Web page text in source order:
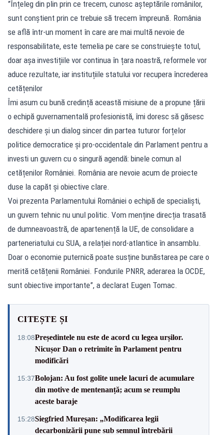
”Înțeleg din plin prin ce trecem, cunosc așteptările românilor,
sunt conștient prin ce trebuie să trecem împreună. România
se află într-un moment în care are mai multă nevoie de
responsabilitate, este temelia pe care se construiește totul,
doar așa investițiile vor continua în țara noastră, reformele vor
aduce rezultate, iar instituțiile statului vor recupera încrederea
cetățenilor
Îmi asum cu bună credință această misiune de a propune țării
o echipă guvernamentală profesionistă, îmi doresc să găsesc
deschidere și un dialog sincer din partea tuturor forțelor
politice democratice și pro-occidentale din Parlament pentru a
investi un guvern cu o singură agendă: binele comun al
cetățenilor României. România are nevoie acum de proiecte
duse la capăt și obiective clare.
Voi prezenta Parlamentului României o echipă de specialiști,
un guvern tehnic nu unul politic. Vom menține direcția trasată
de dumneavoastră, de apartenență la UE, de consolidare a
parteneriatului cu SUA, a relației nord-atlantice în ansamblu.
Doar o economie puternică poate susține bunăstarea pe care o
merită cetățenii României. Fondurile PNRR, aderarea la OCDE,
sunt obiective importante”, a declarat Eugen Tomac.
CITEȘTE ȘI
18:08Președintele nu este de acord cu legea urșilor.
Nicușor Dan o retrimite în Parlament pentru
modificări
15:37Bolojan: Au fost golite unele lacuri de acumulare
din motive de mentenanță; acum se reumplu
aceste baraje
15:28Siegfried Mureșan: „Modificarea legii
decarbonizării pune sub semnul întrebării